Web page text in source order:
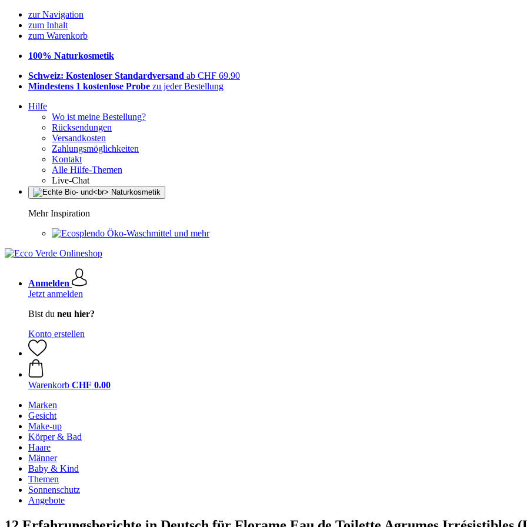
zur Navigation
zum Inhalt
zum Warenkorb
100% Naturkosmetik
Schweiz: Kostenloser Standardversand ab CHF 69.90
Mindestens 1 kostenlose Probe zu jeder Bestellung
Hilfe
Wo ist meine Bestellung?
Rücksendungen
Versandkosten
Zahlungsmöglichkeiten
Kontakt
Alle Hilfe-Themen
Live-Chat
Mehr Inspiration
Öko-Waschmittel und mehr
Anmelden
Jetzt anmelden
Bist du neu hier?
Konto erstellen
Warenkorb CHF 0.00
Marken
Gesicht
Make-up
Körper & Bad
Haare
Männer
Baby & Kind
Themen
Sonnenschutz
Angebote